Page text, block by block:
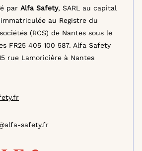
par Alfa Safety, SARL au capital
immatriculée au Registre du
(RCS) de Nantes sous le
FR25 405 100 587. Alfa Safety
rue Lamoricière à Nantes
safety.fr